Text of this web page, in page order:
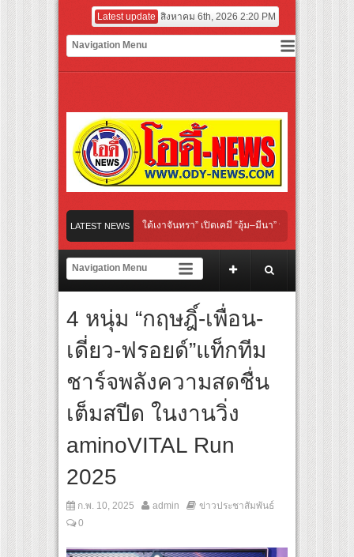
Latest update สิงหาคม 6th, 2026 2:20 PM
LATEST NEWS
“Under Her Rules ใต้เงาจันทรา” เปิดเคมี “อุ้ม–มีนา” ประกบคู่ครั้งสำคัญ ชวนแฟ
“เลิกอาย เลิกเงียบ เลิกชะล่าใจ” เรื่อง HPV ในแคมเปญ “HPV ไม่เป็นไร…ไม่ได้”
สียงเชียร์ สู่ทีมชาติไทย ชวนแฟนลูกยางใกล้ชิดนักตบสาวทีมชาติไทย 15 ส.ค.นี้
าผนังระดับโลก “ปู่ม่านย่าม่าน” เรียนรู้นวัตกรรมผักเชียงดาใน “หอมแผ่นดินฯ”
อร์มยักษ์ ‘คุณยายวรนาฏ’ (INHERIT) เตรียมคายตะขาบหนังไทยในรอบปฐมทัศน์โลก
สุดชีวิต โกนหัวรับบทแม่ชี นำทีมนักแสดงประชันความสยอง!
“Under Her Rules ใต้เงาจันทรา” เปิดเคมี “อุ้ม–มีนา” ประกบคู่ครั้งสำคัญ ชวนแฟ
4 หนุ่ม “กฤษฎิ์-เพื่อน-
เดี่ยว-ฟรอยด์”แท็กทีม
ชาร์จพลังความสดชื่น
เต็มสปีด ในงานวิ่ง
aminoVITAL Run
2025
ก.พ. 10, 2025 admin
ข่าวประชาสัมพันธ์
0